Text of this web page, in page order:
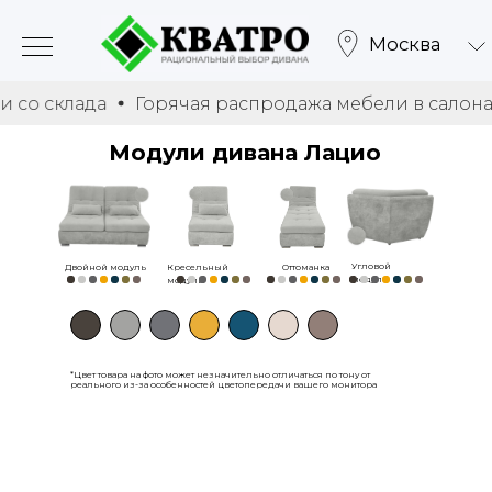
Москва
Горячая распродажа мебели в салонах и со
Модули дивана Лацио
Двойной модуль
Кресельный
модуль
Оттоманка
Угловой
модуль
*Цвет товара на фото может незначительно отличаться по тону от
реального из-за особенностей цветопередачи вашего монитора